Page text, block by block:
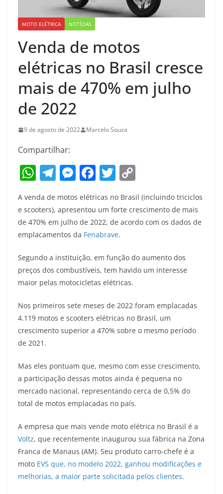
MOTO ELÉTRICA NOTÍCIAS
Venda de motos
elétricas no Brasil cresce
mais de 470% em julho
de 2022
9 de agosto de 2022 Marcelo Souza
Compartilhar:
W
h
at
s
A
p
p
T
e
gr
a
m
M
e
ss
e
n
g
er
F
a
c
e
b
o
o
k
T
itt
er
o
p
y
n
k
A venda de motos elétricas no Brasil (incluindo triciclos
e scooters), apresentou um forte crescimento de mais
de 470% em julho de 2022, de acordo com os dados de
emplacamentos da Fenabrave.
Segundo a instituição, em função do aumento dos
preços dos combustíveis, tem havido um interesse
maior pelas motocicletas elétricas.
Nos primeiros sete meses de 2022 foram emplacadas
4.119 motos e scooters elétricas no Brasil, um
crescimento superior a 470% sobre o mesmo período
de 2021.
Mas eles pontuam que, mesmo com esse crescimento,
a participação dessas motos ainda é pequena no
mercado nacional, representando cerca de 0,5% do
total de motos emplacadas no país.
A empresa que mais vende moto elétrica no Brasil é a
Voltz, que recentemente inaugurou sua fábrica na Zona
Franca de Manaus (AM). Seu produto carro-chefe é a
moto EVS que, no modelo 2022, ganhou modificações e
melhorias, a maior parte solicitada pelos clientes.